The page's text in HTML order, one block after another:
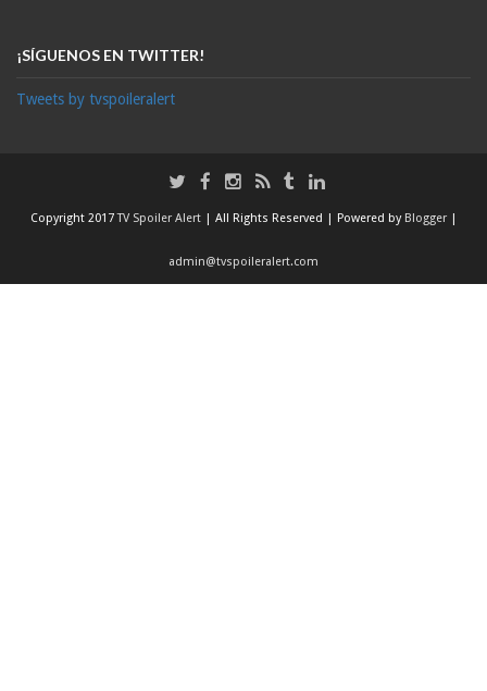
¡SÍGUENOS EN TWITTER!
Tweets by tvspoileralert
Copyright 2017TV Spoiler Alert | All Rights Reserved | Powered by Blogger |
admin@tvspoileralert.com